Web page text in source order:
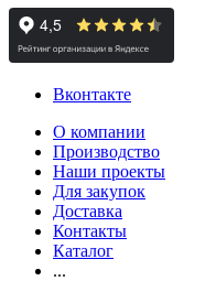
Вконтакте
О компании
Производство
Наши проекты
Для закупок
Доставка
Контакты
Каталог
...